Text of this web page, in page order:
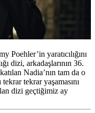
Poehler’in yaratıcılığını
dizi, arkadaşlarının 36.
Nadia’nın tam da o
tekrar yaşamasını
dizi geçtiğimiz ay